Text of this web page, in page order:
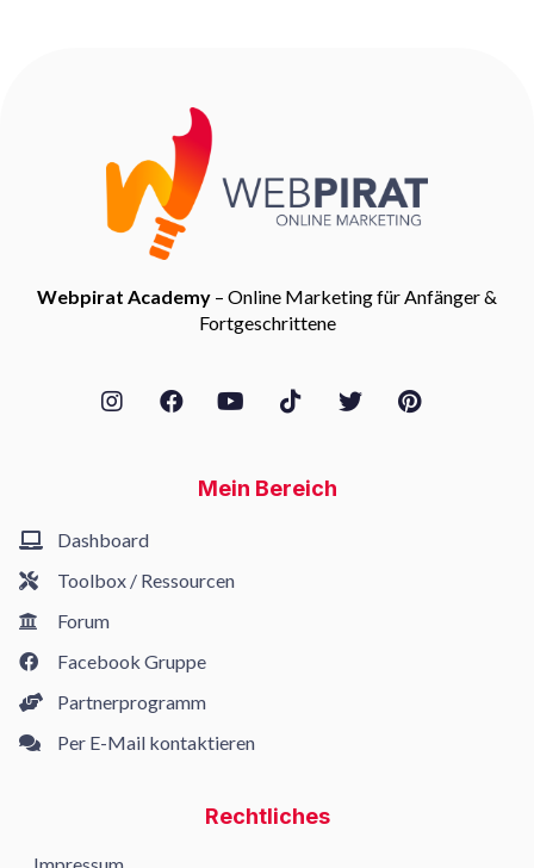
Webpirat Academy – Online Marketing für Anfänger &
Fortgeschrittene
Mein Bereich
Dashboard
Toolbox / Ressourcen
Forum
Facebook Gruppe
Partnerprogramm
Per E-Mail kontaktieren
Rechtliches